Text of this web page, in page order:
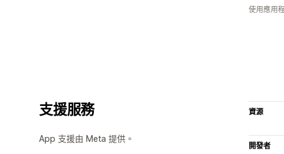
使用應用
支援服務
App 支援由 Meta 提供。
資源
開發者